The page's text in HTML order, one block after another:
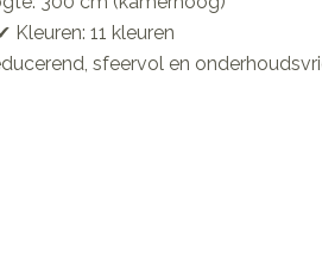
Kleuren: 11 kleuren
sfeervol en